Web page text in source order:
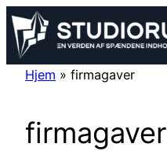
Spring
til
indhold
Hjem » firmagaver
firmagaver